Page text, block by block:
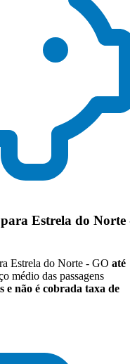
Estrela do Norte
Estrela do Norte - GO até
médio das passagens
e não é cobrada taxa de